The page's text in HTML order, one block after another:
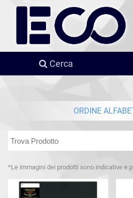
Cerca
ORDINE
*Le immagini dei prodotti sono indicative e